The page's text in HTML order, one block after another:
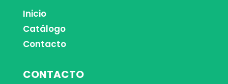
Inicio
Catálogo
Contacto
CONTACTO